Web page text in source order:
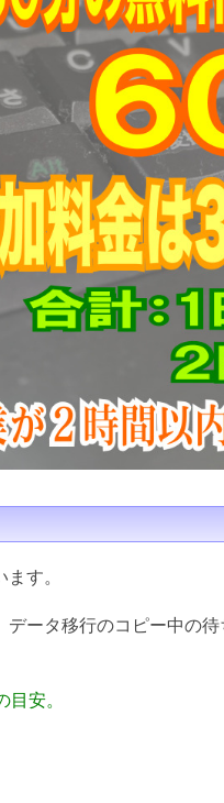
す。
ータ移行のコピー中の
安。